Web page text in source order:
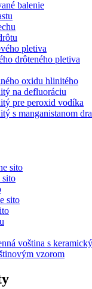
balenie
pletiva
drôteného pletiva
oxidu hlinitého
na defluoráciu
pre peroxid vodíka
s manganistanom
sito
sito
sito
voština s
vzorom